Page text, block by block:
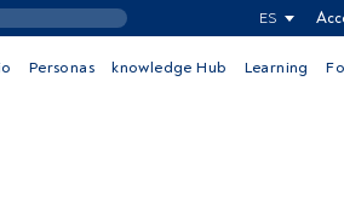
ES
Personas knowledge Hub Learning